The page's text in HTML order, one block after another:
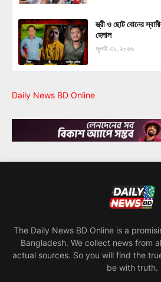
স্ত্রী ও ছোট বোনের
হেলাল
জুলাই ৩১, ২০২৬
Daily News BD Online
The Daily News BD Online is a
Bangladesh. We collect news from
actual sources. So you will find the
be with truth.